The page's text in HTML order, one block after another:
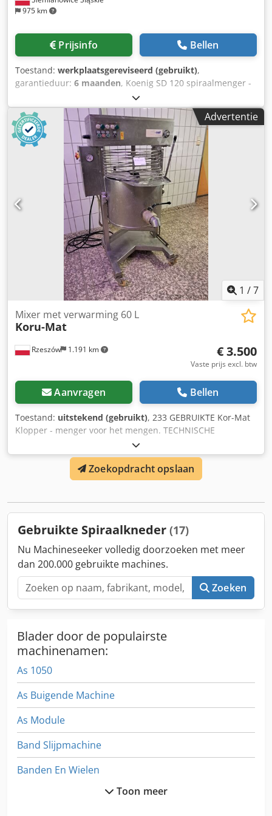
975 km
Prijsinfo Bellen
Toestand: werkplaatsgereviseerd (gebruikt),
garantieduur: 6 maanden, Koenig SD 120 spiraalmenger -
gebruikt - bouwjaar onbekend - capaciteit 120 kg deeg (ca.
180 liter) - 2 uitneembare kuipen - handmatige bediening
Cjdpfx Ajy Rqz Tjggeha - 2 snelheden - machine na revisie -
6 maanden garantie - afhalen uit magazijn - verzendoptie
beschikbaar - prijs op aanvraag
Advertentie
1 /7
Rzeszów 1.191 km
Mixer met verwarming 60 L
Koru-Mat
€ 3.500
Vaste prijs excl. btw
Aanvragen Bellen
Toestand: uitstekend (gebruikt), 233 GEBRUIKTE Kor-Mat
Klopper - menger voor het mengen. TECHNISCHE
GEGEVENS: - capaciteit: 60 l, - heeft verwarming (mantel
met verwarming) UITWENDIGE AFMETINGEN (in cm): -
breedte: 87, - lengte: 85, - hoogte: 154. AFMETINGEN
DEEGKOM (in cm): - breedte: 49, - hoogte: 34. Het apparaat
Polen). Beschikbare betaalde opties: transport / installatie /
netto. WIJ SPREKEN ENGELS, DUITS, FRANS, RUSSISCH,
OEKRAÏENS. In ons aanbod vindt u bakovens,
wagensovens, etageovens, banketbakkerijovens,
winkelovens, bakkerijmachines, broodlijnen,
broodjeslijnen, gebakslijnen, croissantlijnen,
stokbroodmachines, deegkneders, mixers, uitrolmachines,
croissantvormers. Bekijk al onze advertenties.
Zoekopdracht opslaan
Gebruikte Spiraalkneder (17)
Nu Machineseeker volledig doorzoeken met meer
dan 200.000 gebruikte machines.
Zoeken
Blader door de populairste
machinenamen:
As 1050
As Buigende Machine
As Module
Band Slijpmachine
Banden En Wielen
De Machine Spindel
Toon meer